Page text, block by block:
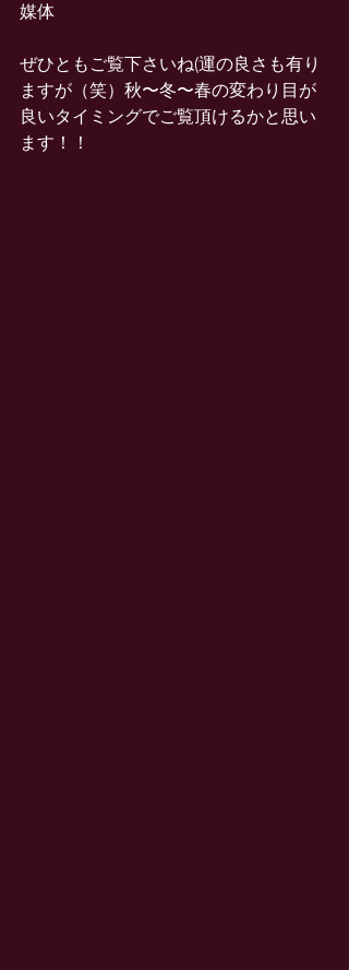
媒体
ぜひともご覧下さいね(運の良さも有り
ますが（笑）秋〜冬〜春の変わり目が
良いタイミングでご覧頂けるかと思い
ます！！